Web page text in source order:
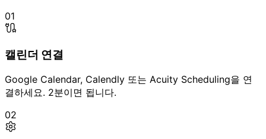
01
캘린더 연결
Google Calendar, Calendly 또는 Acuity Scheduling을 연
결하세요. 2분이면 됩니다.
02